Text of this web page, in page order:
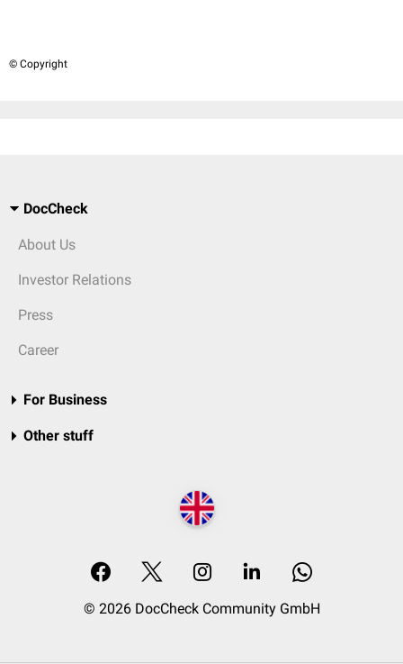
© Copyright
DocCheck
About Us
Investor Relations
Press
Career
For Business
Other stuff
© 2026 DocCheck Community GmbH